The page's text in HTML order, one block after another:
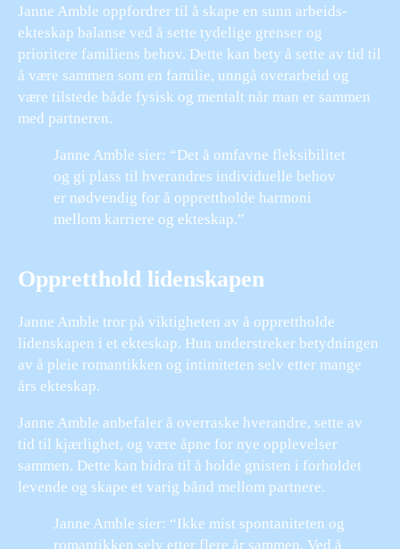
Janne Amble oppfordrer til å skape en sunn arbeids-
ekteskap balanse ved å sette tydelige grenser og
prioritere familiens behov. Dette kan bety å sette av tid til
å være sammen som en familie, unngå overarbeid og
være tilstede både fysisk og mentalt når man er sammen
med partneren.
Janne Amble sier: “Det å omfavne fleksibilitet
og gi plass til hverandres individuelle behov
er nødvendig for å opprettholde harmoni
mellom karriere og ekteskap.”
Oppretthold lidenskapen
Janne Amble tror på viktigheten av å opprettholde
lidenskapen i et ekteskap. Hun understreker betydningen
av å pleie romantikken og intimiteten selv etter mange
års ekteskap.
Janne Amble anbefaler å overraske hverandre, sette av
tid til kjærlighet, og være åpne for nye opplevelser
sammen. Dette kan bidra til å holde gnisten i forholdet
levende og skape et varig bånd mellom partnere.
Janne Amble sier: “Ikke mist spontaniteten og
romantikken selv etter flere år sammen. Ved å